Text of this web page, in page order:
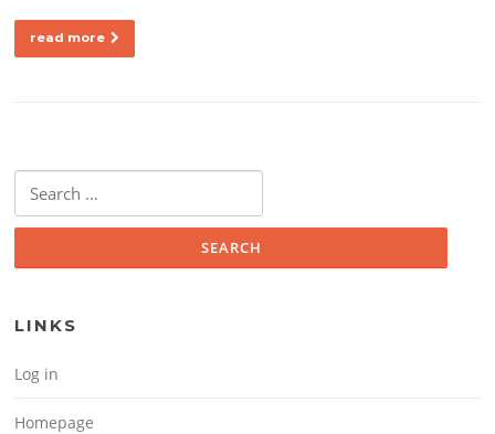
read more
Search for:
LINKS
Log in
Homepage